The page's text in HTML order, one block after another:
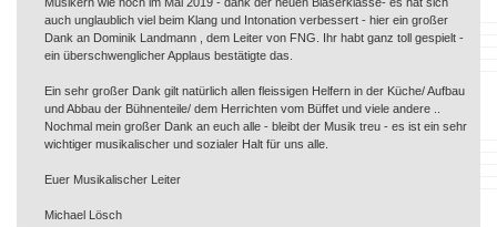
auch unglaublich viel beim Klang und Intonation verbessert - hier ein großer
Dank an Dominik Landmann , dem Leiter von FNG. Ihr habt ganz toll gespielt -
ein überschwenglicher Applaus bestätigte das.
Ein sehr großer Dank gilt natürlich allen fleissigen Helfern in der Küche/ Aufbau
und Abbau der Bühnenteile/ dem Herrichten vom Büffet und viele andere ..
Nochmal mein großer Dank an euch alle - bleibt der Musik treu - es ist ein sehr
wichtiger musikalischer und sozialer Halt für uns alle.
Euer Musikalischer Leiter
Michael Lösch